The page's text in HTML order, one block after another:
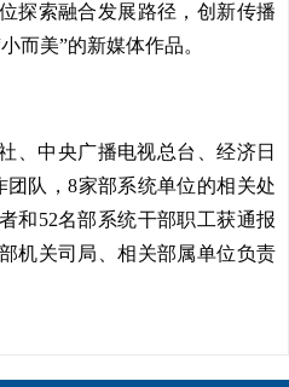
探索融合发展路径，创新传播
而美”的新媒体作品。
、中央广播电视总台、经济日
队，8家部系统单位的相关处
和52名部系统干部职工获通报
机关司局、相关部属单位负责